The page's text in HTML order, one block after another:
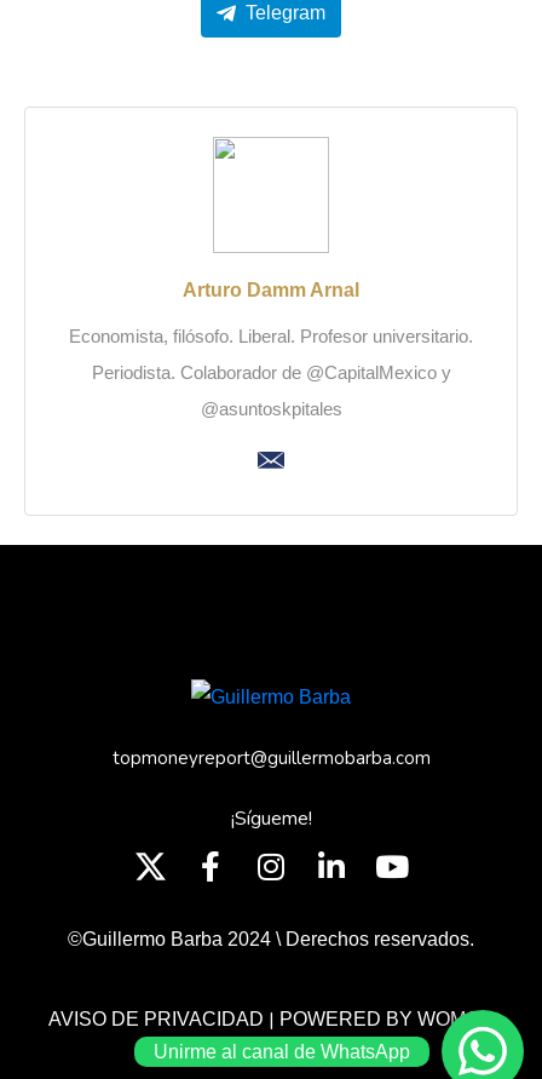
Telegram
Arturo Damm Arnal
Economista, filósofo. Liberal. Profesor universitario.
Periodista. Colaborador de @CapitalMexico y
@asuntoskpitales
topmoneyreport@guillermobarba.com
¡Sígueme!
©Guillermo Barba 2024 \ Derechos reservados.
AVISO DE PRIVACIDAD | POWERED BY WOMGP
Unirme al canal de WhatsApp